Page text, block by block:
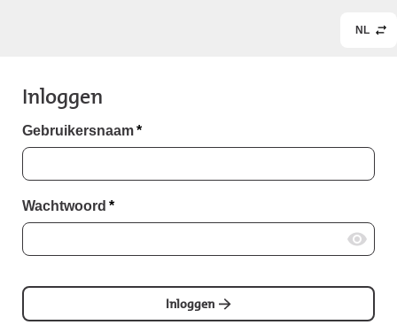
NL
Inloggen
Gebruikersnaam*
Wachtwoord *
Inloggen